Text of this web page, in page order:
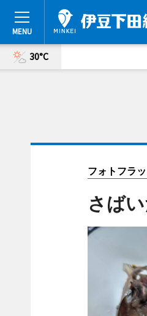
30°C
フォトフラ
さば